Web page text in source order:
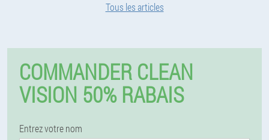
Tous les articles
COMMANDER CLEAN
VISION 50% RABAIS
Entrez votre nom